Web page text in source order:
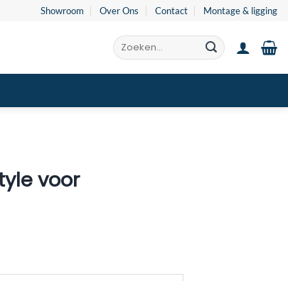
Showroom Over Ons Contact Montage & ligging
Zoeken
naar:
voor